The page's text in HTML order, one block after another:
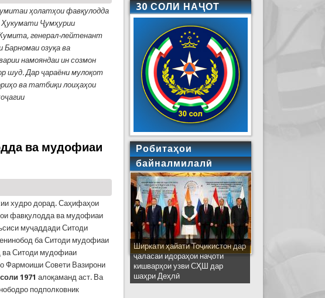
ҳолатҳои фавқулодда
Ҳукумати Ҷумҳурии
генерал-лейтенант
Барномаи озуқа ва
намояндаи ин созмон
шуд. Дар ҷараёни мулоқот
ва татбиқи лоиҳаҳои
ҳолатҳои фавқулодда барарсӣ шуданд
ва мудофиаи
худро дорад. Саҳифаҳои
фавқулодда ва мудофиаи
муҷаддади Ситоди
ба Ситоди мудофиаи
ва Ситоди мудофиаи
Фармоиши Совети Вазирони
1971 алоқаманд аст. Ва
подполковник
30 СОЛИ НАҶОТ
Робитаҳои
байналмилалӣ
Ширкати ҳайати Тоҷикистон дар
ҷаласаи идораҳои наҷоти
кишварҳои узви СҲШ дар
шаҳри Деҳлӣ